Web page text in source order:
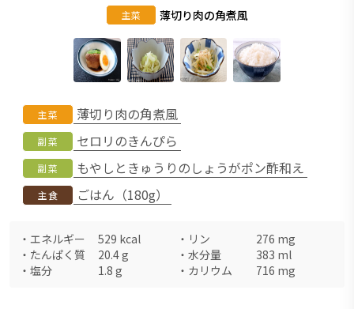
主菜 薄切り肉の角煮風
主菜 薄切り肉の角煮風
副菜 セロリのきんぴら
副菜 もやしときゅうりのしょうがポン酢和え
主食 ごはん（180g）
・ エネルギー 529 kcal ・ リン 276 mg
・ たんぱく質 20.4g ・ 水分量 383 ml
・ 塩分 1.8 g ・ カリウム 716 mg